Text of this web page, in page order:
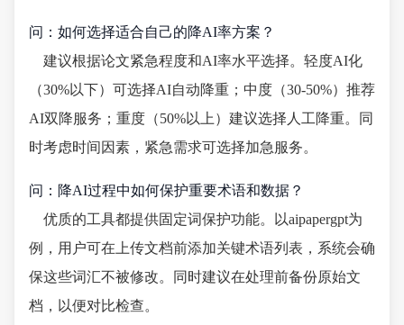
问：如何选择适合自己的降AI率方案？
建议根据论文紧急程度和AI率水平选择。轻度AI化
（30%以下）可选择AI自动降重；中度（30-50%）推荐
AI双降服务；重度（50%以上）建议选择人工降重。同
时考虑时间因素，紧急需求可选择加急服务。
问：降AI过程中如何保护重要术语和数据？
优质的工具都提供固定词保护功能。以aipapergpt为
例，用户可在上传文档前添加关键术语列表，系统会确
保这些词汇不被修改。同时建议在处理前备份原始文
档，以便对比检查。